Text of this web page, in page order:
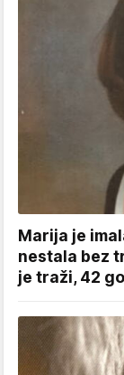
Marija je
nestala bez
je traži, 42